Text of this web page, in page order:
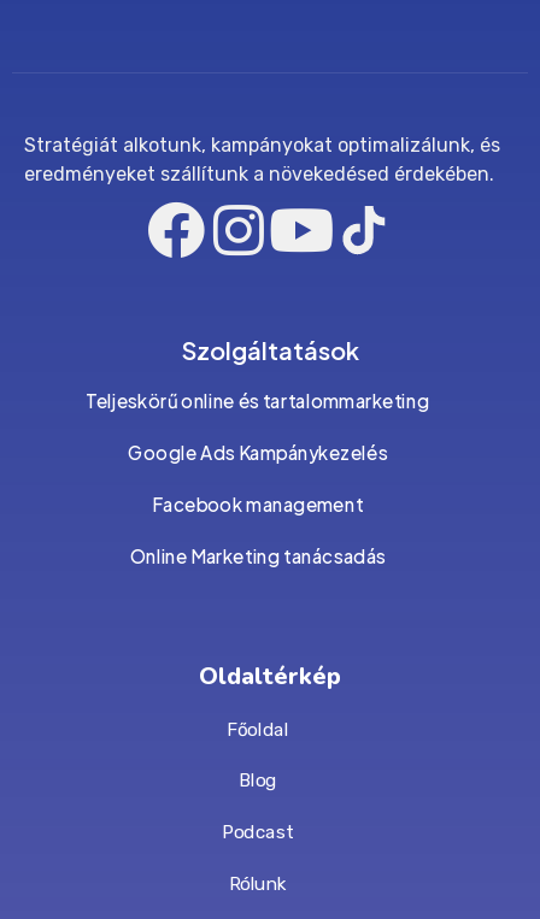
Stratégiát alkotunk, kampányokat optimalizálunk, és
eredményeket szállítunk a növekedésed érdekében.
Szolgáltatások
Teljeskörű online és tartalommarketing
Google Ads Kampánykezelés
Facebook management
Online Marketing tanácsadás
Oldaltérkép
Főoldal
Blog
Podcast
Rólunk